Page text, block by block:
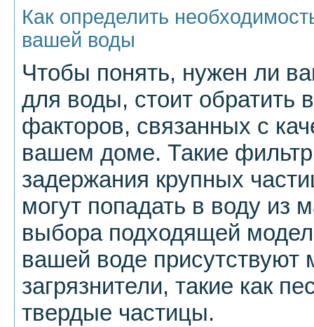
Как определить
вашей воды
Чтобы понять, нужен ли
для воды, стоит обратить
факторов, связанных с
вашем доме. Такие
задержания крупных
могут попадать в воду из
выбора подходящей
вашей воде присутствуют
загрязнители, такие как
твердые частицы.